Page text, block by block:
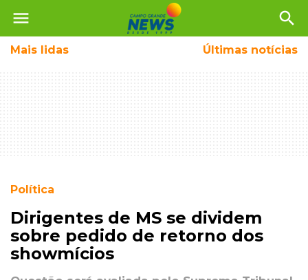
menu search
Mais lidas Últimas notícias
Política
Dirigentes de MS se dividem
sobre pedido de retorno dos
showmícios